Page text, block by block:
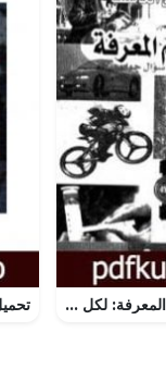
تحميل كتاب عالم المعرفة: لكل سؤال جواب PDF تأليف جمال الكاشف مجانا [كامل]